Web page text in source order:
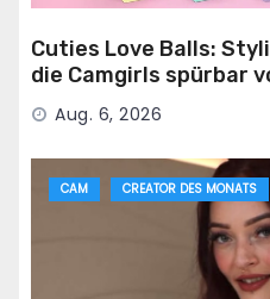
Cuties Love Balls:
die Camgirls spürbar
Aug. 6, 2026
CAM CREATOR DES MONATS